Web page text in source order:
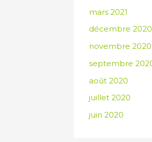
mars 2021
décembre 2020
novembre 2020
septembre
août 2020
juillet 2020
juin 2020